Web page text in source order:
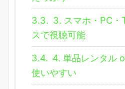
3.3. 3. スマホ・PC・
スで視聴可能
3.4. 4. 単品レンタル
使いやすい